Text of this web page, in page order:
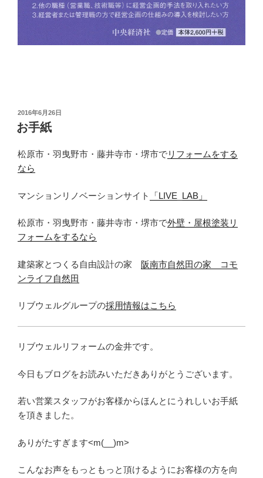
投
稿
日:
2016年6月26日
お手紙
松原市・羽曳野市・藤井寺市・堺市でリフォームをする
なら
マンションリノベーションサイト 「LIVE_LAB」
松原市・羽曳野市・藤井寺市・堺市で外壁・屋根塗装リ
フォームをするなら
建築家とつくる自由設計の家 阪南市自然田の家 コモ
ンライフ自然田
リブウェルグループの採用情報はこちら
リブウェルリフォームの金井です。
今日もブログをお読みいただきありがとうございます。
若い営業スタッフがお客様からほんとにうれしいお手紙
を頂きました。
ありがたすぎます<m(__)m>
こんなお声をもっともっと頂けるようにお客様の方を向